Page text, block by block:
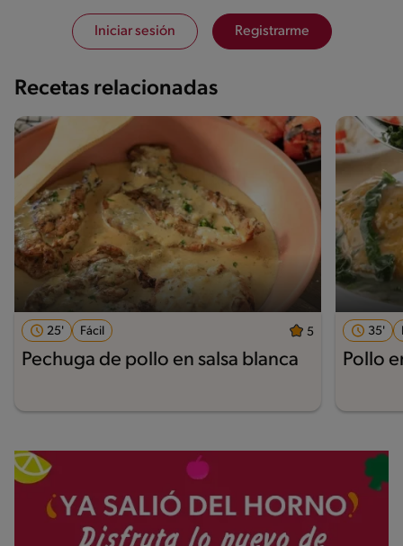
Iniciar sesión Registrarme
Recetas relacionadas
25' Fácil 5
Pechuga de pollo en salsa blanca
35'
Pollo